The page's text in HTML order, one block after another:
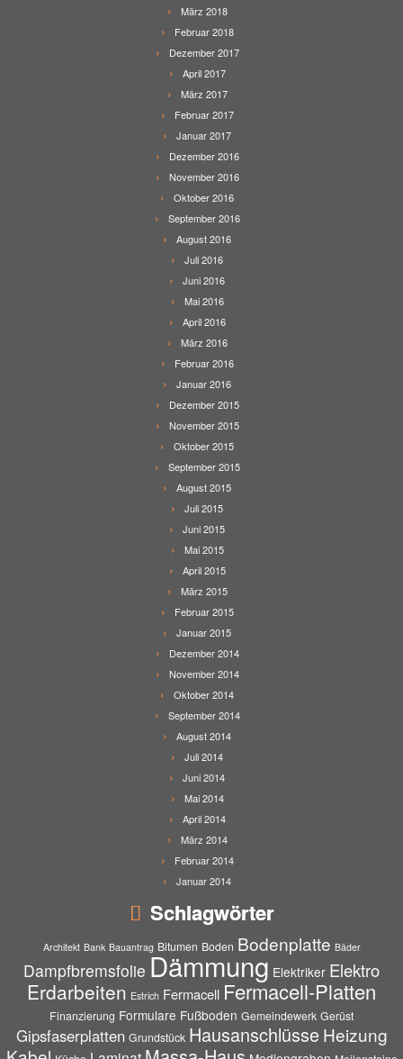
März 2018
Februar 2018
Dezember 2017
April 2017
März 2017
Februar 2017
Januar 2017
Dezember 2016
November 2016
Oktober 2016
September 2016
August 2016
Juli 2016
Juni 2016
Mai 2016
April 2016
März 2016
Februar 2016
Januar 2016
Dezember 2015
November 2015
Oktober 2015
September 2015
August 2015
Juli 2015
Juni 2015
Mai 2015
April 2015
März 2015
Februar 2015
Januar 2015
Dezember 2014
November 2014
Oktober 2014
September 2014
August 2014
Juli 2014
Juni 2014
Mai 2014
April 2014
März 2014
Februar 2014
Januar 2014
Schlagwörter
Architekt Bank Bauantrag Bitumen Boden Bodenplatte Bäder
Dampfbremsfolie Dämmung Elektriker Elektro
Erdarbeiten Estrich Fermacell Fermacell-Platten
Finanzierung Formulare Fußboden Gemeindewerk Gerüst
Gipsfaserplatten Grundstück Hausanschlüsse Heizung